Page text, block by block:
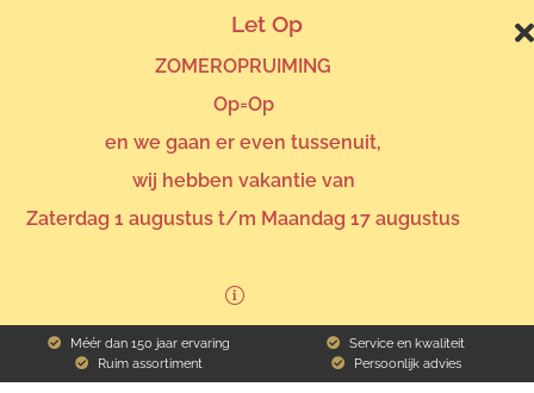
Méér dan 150 jaar ervaring
Ruim assortiment
Service en kwaliteit
Persoonlijk advies
Let Op
ZOMEROPRUIMING
Op=Op
en we gaan er even tussenuit,
wij hebben vakantie van
Zaterdag 1 augustus t/m Maandag 17 augustus
Assortiment
Assortiment